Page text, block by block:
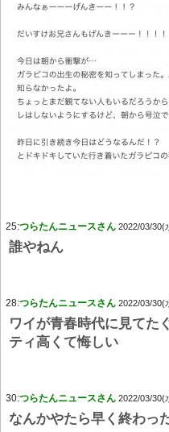
25:つらたんニュースさん 2022/03/30(
誰やねん
28:つらたんニュースさん 2022/03/30(
ワイが青春時代に見てた
ティ高くて悔しい
30:つらたんニュースさん 2022/03/30(
なんかやたら早く終わっ